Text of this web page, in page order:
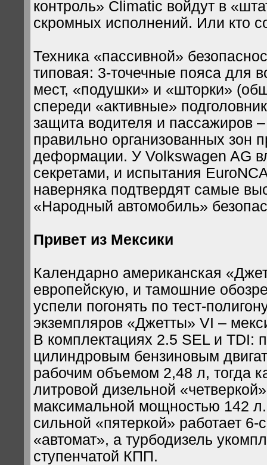
контроль» Climatic войдут в
скромных исполнений. Или кто
Техника «пассивной»
типовая: 3-точечные пояса для
мест, «подушки» и «шторки»
спереди «активные»
защита водителя и пассажиров
правильно организованных зон
деформации. У Volkswagen AG
секретами, и испытания
наверняка подтвердят самые
«Народный автомобиль»
Привет из Мексики
Календарно американская
европейскую, и тамошние
успели погонять по тест-
экземпляров «Джетты» VI –
В комплектациях 2.5 SEL и TDI:
цилиндровым бензиновым
рабочим объемом 2,48 л, тогда
литровой дизельной
максимальной мощностью 142
сильной «пятеркой» работает 6-
«автомат», а турбодизель
ступенчатой КПП.